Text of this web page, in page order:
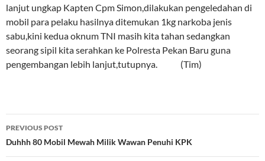
lanjut ungkap Kapten Cpm Simon,dilakukan pengeledahan di
mobil para pelaku hasilnya ditemukan 1kg narkoba jenis
sabu,kini kedua oknum TNI masih kita tahan sedangkan
seorang sipil kita serahkan ke Polresta Pekan Baru guna
pengembangan lebih lanjut,tutupnya. (Tim)
Post
navigation
PREVIOUS POST
Duhhh 80 Mobil Mewah Milik Wawan Penuhi KPK